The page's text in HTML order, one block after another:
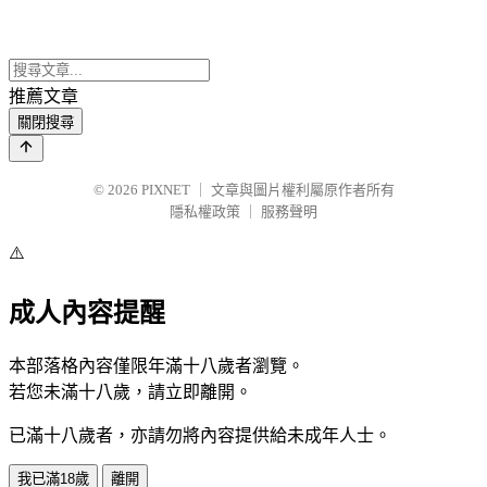
推薦文章
關閉搜尋
© 2026 PIXNET
文章與圖片權利屬原作者所有
隱私權政策
服務聲明
⚠️
成人內容提醒
本部落格內容僅限年滿十八歲者瀏覽。
若您未滿十八歲，請立即離開。
已滿十八歲者，亦請勿將內容提供給未成年人士。
我已滿18歲 離開